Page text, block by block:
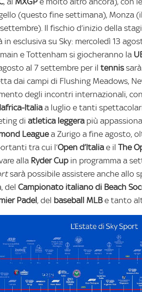
(questo fine settimana), Monza
Il fischio d’inizio della
in esclusiva su Sky: mercoledì 13
e Tottenham si giocheranno la
al 7 settembre per il tennis
dai campi di Flushing Meadows,
degli incontri internazionali,
Italiaa luglio e tanti
di atletica leggerapiù
Leaguea Zurigo a fine agosto,
tra cui l’Open d’Italiae il The
alla Ryder Cup in programma a
sarà possibile assistere anche allo
del Campionato italiano di Beach
Padel, del baseball MLBe tanto